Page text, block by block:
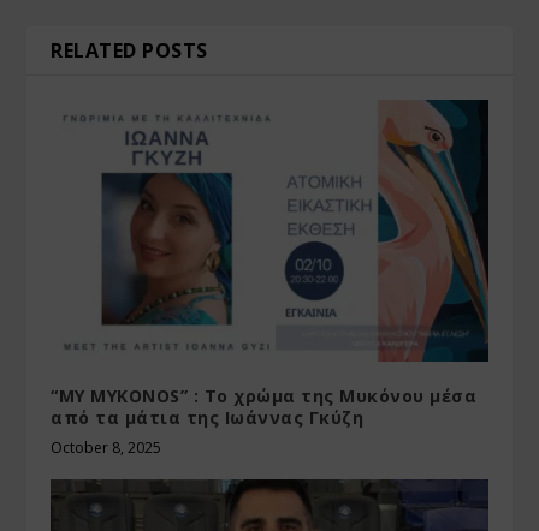
RELATED POSTS
“MY MYKONOS” : Το χρώμα της Μυκόνου μέσα
από τα μάτια της Ιωάννας Γκύζη
October 8, 2025